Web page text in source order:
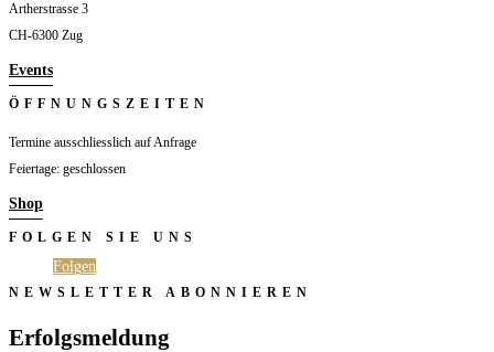
Artherstrasse 3
CH-6300 Zug
Events
ÖFFNUNGSZEITEN
Termine ausschliesslich auf Anfrage
Feiertage: geschlossen
Shop
FOLGEN SIE UNS
Folgen
NEWSLETTER ABONNIEREN
Erfolgsmeldung